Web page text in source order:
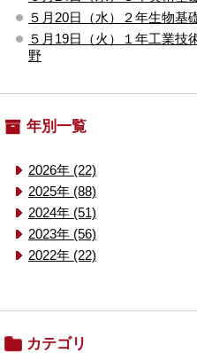
５月20日（水）２年生物基
５月19日（火）１年工業技
野
年別一覧
2026年 (22)
2025年 (88)
2024年 (51)
2023年 (56)
2022年 (22)
カテゴリ